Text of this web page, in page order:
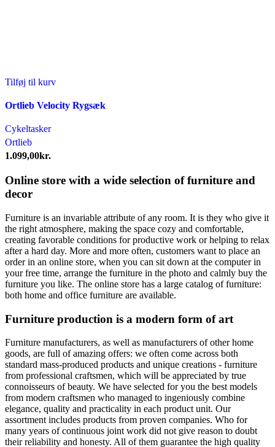
Tilføj til kurv
Ortlieb Velocity Rygsæk
Cykeltasker
Ortlieb
1.099,00kr.
Online store with a wide selection of furniture and
decor
Furniture is an invariable attribute of any room. It is they who give it
the right atmosphere, making the space cozy and comfortable,
creating favorable conditions for productive work or helping to relax
after a hard day. More and more often, customers want to place an
order in an online store, when you can sit down at the computer in
your free time, arrange the furniture in the photo and calmly buy the
furniture you like. The online store has a large catalog of furniture:
both home and office furniture are available.
Furniture production is a modern form of art
Furniture manufacturers, as well as manufacturers of other home
goods, are full of amazing offers: we often come across both
standard mass-produced products and unique creations - furniture
from professional craftsmen, which will be appreciated by true
connoisseurs of beauty. We have selected for you the best models
from modern craftsmen who managed to ingeniously combine
elegance, quality and practicality in each product unit. Our
assortment includes products from proven companies. Who for
many years of continuous joint work did not give reason to doubt
their reliability and honesty. All of them guarantee the high quality